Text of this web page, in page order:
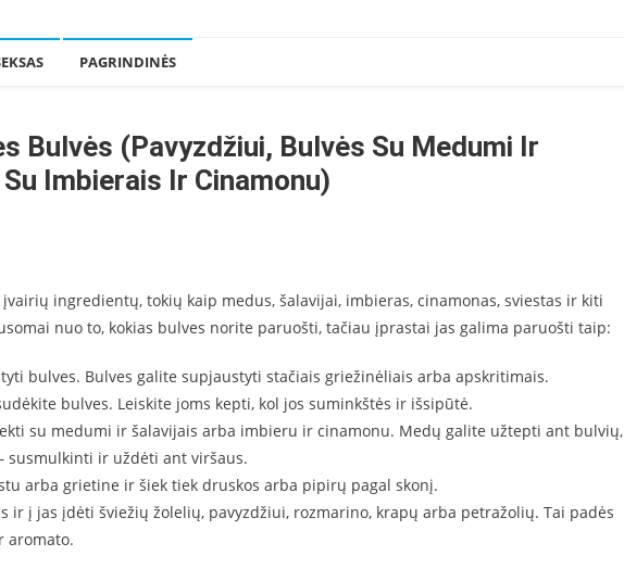
PAGRINDINĖS
Bulvės (pavyzdžiui, Bulvės Su Medumi Ir
Imbierais Ir Cinamonu)
ingredientų, tokių kaip medus, šalavijai, imbieras, cinamonas, sviestas ir kiti
nuo to, kokias bulves norite paruošti, tačiau įprastai jas galima paruošti taip:
bulves. Bulves galite supjaustyti stačiais griežinėliais arba apskritimais.
bulves. Leiskite joms kepti, kol jos suminkštės ir išsipūtė.
su medumi ir šalavijais arba imbieru ir cinamonu. Medų galite užtepti ant
susmulkinti ir uždėti ant viršaus.
arba grietine ir šiek tiek druskos arba pipirų pagal skonį.
ir į jas įdėti šviežių žolelių, pavyzdžiui, rozmarino, krapų arba petražolių. Tai padės
aromato.